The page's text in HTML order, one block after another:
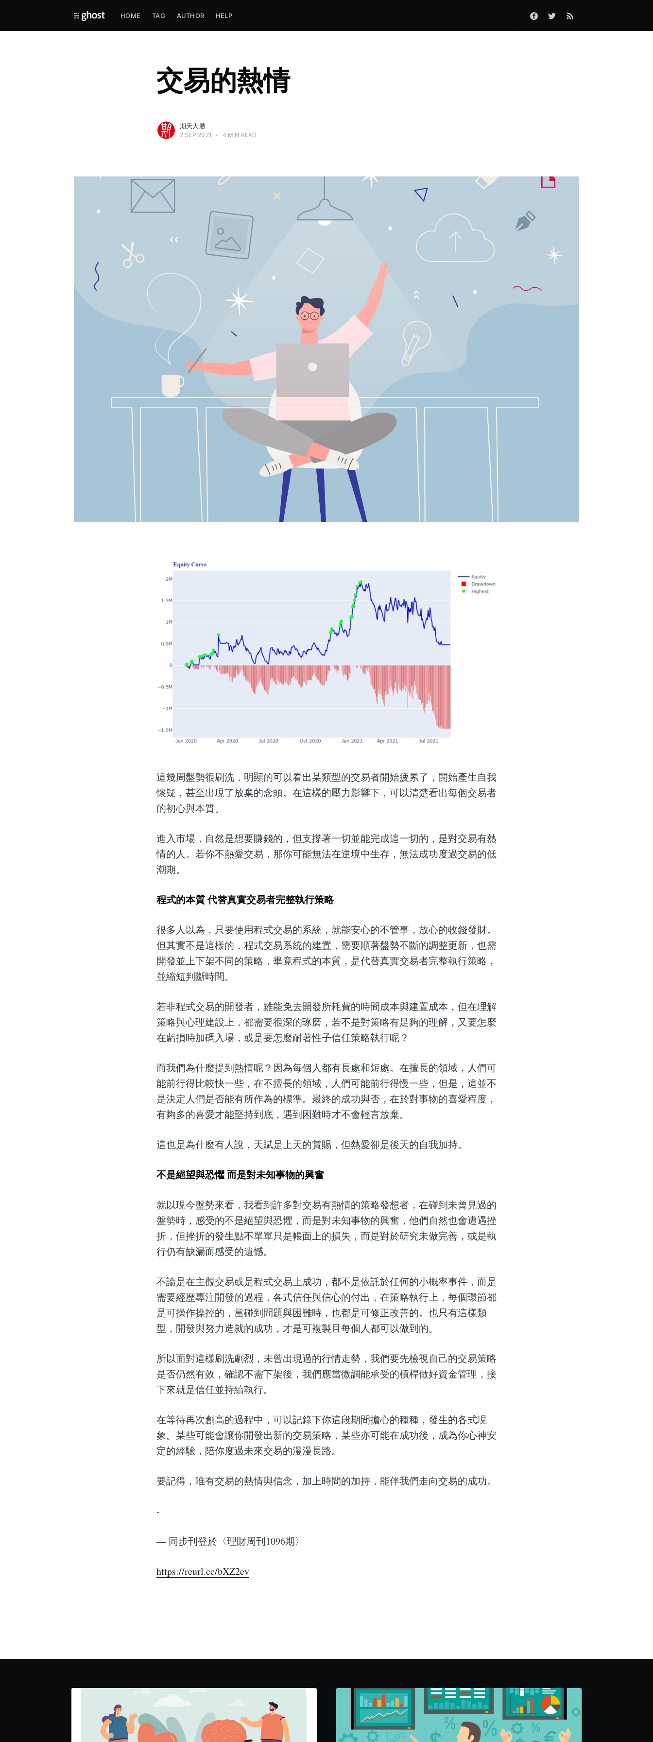
HOME TAG AUTHOR HELP
交易的熱情
期天大勝
2 SEP 2021 • 4 MIN READ
這幾周盤勢很刷洗，明顯的可以看出某類型的交易者開始疲累了，開始產生自我
懷疑，甚至出現了放棄的念頭。在這樣的壓力影響下，可以清楚看出每個交易者
的初心與本質。
進入市場，自然是想要賺錢的，但支撐著一切並能完成這一切的，是對交易有熱
情的人。若你不熱愛交易，那你可能無法在逆境中生存，無法成功度過交易的低
潮期。
程式的本質 代替真實交易者完整執行策略
很多人以為，只要使用程式交易的系統，就能安心的不管事，放心的收錢發財。
但其實不是這樣的，程式交易系統的建置，需要順著盤勢不斷的調整更新，也需
開發並上下架不同的策略，畢竟程式的本質，是代替真實交易者完整執行策略，
並縮短判斷時間。
若非程式交易的開發者，雖能免去開發所耗費的時間成本與建置成本，但在理解
策略與心理建設上，都需要很深的琢磨，若不是對策略有足夠的理解，又要怎麼
在虧損時加碼入場，或是要怎麼耐著性子信任策略執行呢？
而我們為什麼提到熱情呢？因為每個人都有長處和短處。在擅長的領域，人們可
能前行得比較快一些，在不擅長的領域，人們可能前行得慢一些，但是，這並不
是決定人們是否能有所作為的標準。最終的成功與否，在於對事物的喜愛程度，
有夠多的喜愛才能堅持到底，遇到困難時才不會輕言放棄。
這也是為什麼有人說，天賦是上天的賞賜，但熱愛卻是後天的自我加持。
不是絕望與恐懼 而是對未知事物的興奮
就以現今盤勢來看，我看到許多對交易有熱情的策略發想者，在碰到未曾見過的
盤勢時，感受的不是絕望與恐懼，而是對未知事物的興奮，他們自然也會遭遇挫
折，但挫折的發生點不單單只是帳面上的損失，而是對於研究未做完善，或是執
行仍有缺漏而感受的遺憾。
不論是在主觀交易或是程式交易上成功，都不是依託於任何的小概率事件，而是
需要經歷專注開發的過程，各式信任與信心的付出，在策略執行上，每個環節都
是可操作操控的，當碰到問題與困難時，也都是可修正改善的。也只有這樣類
型，開發與努力造就的成功，才是可複製且每個人都可以做到的。
所以面對這樣刷洗劇烈，未曾出現過的行情走勢，我們要先檢視自己的交易策略
是否仍然有效，確認不需下架後，我們應當微調能承受的槓桿做好資金管理，接
下來就是信任並持續執行。
在等待再次創高的過程中，可以記錄下你這段期間擔心的種種，發生的各式現
象。某些可能會讓你開發出新的交易策略，某些亦可能在成功後，成為你心神安
定的經驗，陪你度過未來交易的漫漫長路。
要記得，唯有交易的熱情與信念，加上時間的加持，能伴我們走向交易的成功。
-
— 同步刊登於〈理財周刊1096期〉
https://reurl.cc/bXZ2ev